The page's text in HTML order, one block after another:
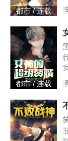
都市 / 连载
都市 / 连载